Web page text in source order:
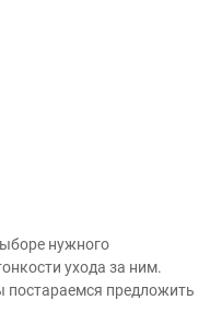
нужного
ухода за ним.
постараемся предложить